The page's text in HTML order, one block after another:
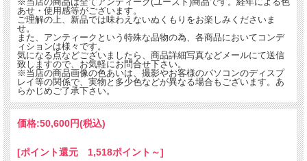
あせ・使用感等がございます。
ご理解の上、新品では味わえないぬくもりをお楽しみくださいま
せ。
また、アンティークという特殊な品物の為、各商品においてコンデ
ィションは様々です。
気になる点などございましたら、商品詳細写真などメールにて送信
致しますので、お気軽にお問合せ下さい。
※当店の商品画像の色あいは、撮影やお客様のパソコンのディスプ
レイ等の関係で、実物と多少色などが異なる場合もございます。あ
らかじめご了承下さい。
価格:50,600円(税込)
[ポイント還元 1,518ポイント～]